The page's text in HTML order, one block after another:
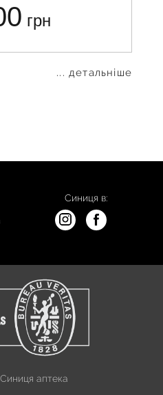
грн
... детальніше
Синиця в:
Синиця аптека